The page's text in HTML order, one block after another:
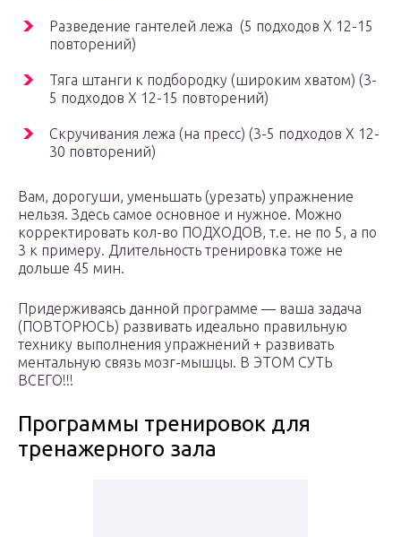
Разведение гантелей лежа (5 подходов Х 12-15
повторений)
Тяга штанги к подбородку (широким хватом) (3-
5 подходов Х 12-15 повторений)
Скручивания лежа (на пресс) (3-5 подходов Х 12-
30 повторений)
Вам, дорогуши, уменьшать (урезать) упражнение
нельзя. Здесь самое основное и нужное. Можно
корректировать кол-во ПОДХОДОВ, т.е. не по 5, а по
3 к примеру. Длительность тренировка тоже не
дольше 45 мин.
Придерживаясь данной программе — ваша задача
(ПОВТОРЮСЬ) развивать идеально правильную
технику выполнения упражнений + развивать
ментальную связь мозг-мышцы. В ЭТОМ СУТЬ
ВСЕГО!!!
Программы тренировок для
тренажерного зала